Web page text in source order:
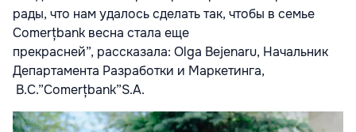
рады, что нам удалось сделать так, чтобы в семье
Comerțbank весна стала еще
прекрасней”, рассказала: Olga Bejenaru, Начальник
Департамента Разработки и Маркетинга,
B.C.”Comerțbank”S.A.